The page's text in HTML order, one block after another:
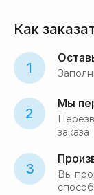
Как
1
2
Мы
заказа
3
Вы